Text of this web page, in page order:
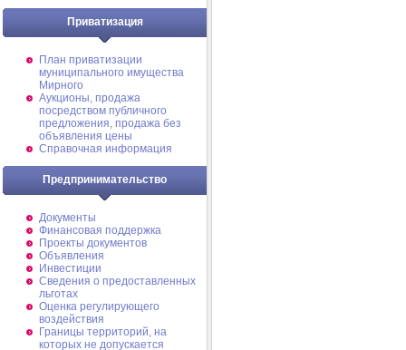
Приватизация
План приватизации
муниципального имущества
Мирного
Аукционы, продажа
посредством публичного
предложения, продажа без
объявления цены
Справочная информация
Предпринимательство
Документы
Финансовая поддержка
Проекты документов
Объявления
Инвестиции
Сведения о предоставленных
льготах
Оценка регулирующего
воздействия
Границы территорий, на
которых не допускается